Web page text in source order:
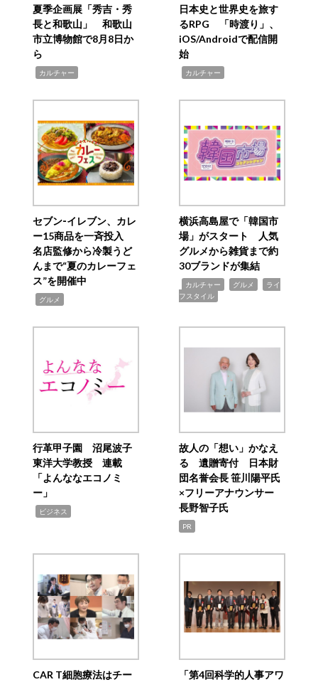
夏季企画展「秀吉・秀
長と和歌山」 和歌山
市立博物館で8月8日か
ら
カルチャー
日本史と世界史を旅す
るRPG 「時渡り」、
iOS/Androidで配信開
始
カルチャー
セブン‐イレブン、カレ
ー15商品を一斉投入
名店監修から冷製うど
んまで“夏のカレーフェ
ス”を開催中
グルメ
横浜高島屋で「韓国市
場」がスタート 人気
グルメから雑貨まで約
30ブランドが集結
カルチャー グルメ
ライ
フスタイル
行革甲子園 沼尾波子
東洋大学教授 連載
「よんななエコノミ
ー」
ビジネス
故人の「想い」かなえ
る 遺贈寄付 日本財
団名誉会長 笹川陽平氏
×フリーアナウンサー
長野智子氏
PR
CAR T細胞療法はチー
「第4回科学的人事アワ